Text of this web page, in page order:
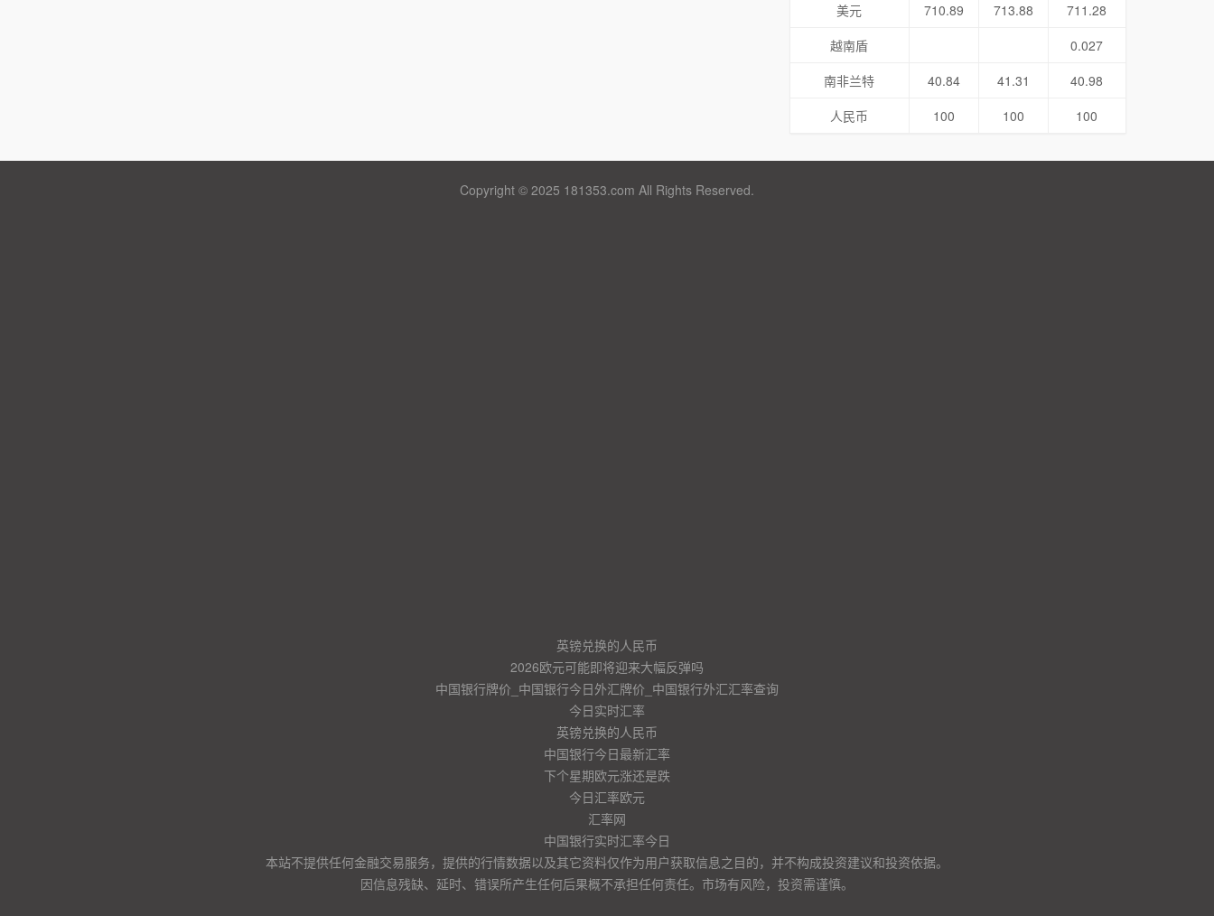
美元
710.89 713.88
711.28
越南盾
0.027
南非兰特
40.84 41.31
40.98
人民币
100 100 100
Copyright © 2025 181353.com All Rights Reserved.
英镑兑换的人民币
2026欧元可能即将迎来大幅反弹吗
中国银行牌价_中国银行今日外汇牌价_中国银行外汇汇率查询
今日实时汇率
英镑兑换的人民币
中国银行今日最新汇率
下个星期欧元涨还是跌
今日汇率欧元
汇率网
中国银行实时汇率今日
本站不提供任何金融交易服务，提供的行情数据以及其它资料仅作为用户获取信息之目的，并不构成投资建议和投资依据。
因信息残缺、延时、错误所产生任何后果概不承担任何责任。市场有风险，投资需谨慎。